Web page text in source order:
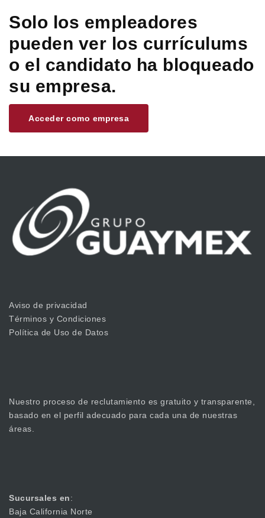
Solo los empleadores
pueden ver los currículums
o el candidato ha bloqueado
su empresa.
Acceder como empresa
Aviso de privacidad
Términos y Condiciones
Política de Uso de Datos
Nuestro proceso de reclutamiento es gratuito y transparente,
basado en el perfil adecuado para cada una de nuestras
áreas.
Sucursales en:
Baja California Norte